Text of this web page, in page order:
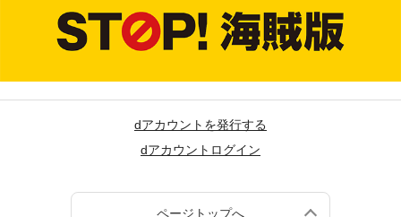
dアカウントを発行する
dアカウントログイン
ページトップへ